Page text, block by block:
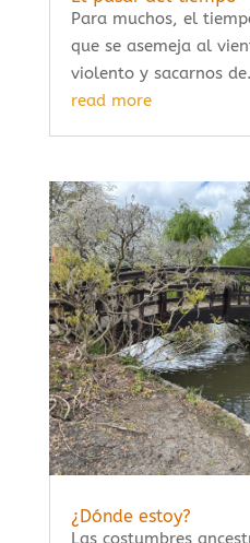
Para muchos, el
que se asemeja al
violento y sacarnos
read more
¿Dónde estoy?
Las costumbres